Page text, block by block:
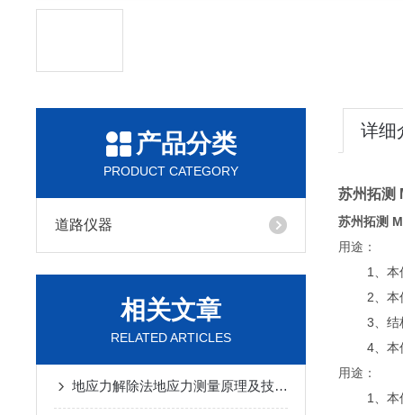
产品分类
PRODUCT CATEGORY
道路仪器
相关文章
RELATED ARTICLES
地应力解除法地应力测量原理及技术之空心包体地应力测量相关设备
详细
苏州拓测
苏州拓测
用途：
1、本
2、
3、结
4、本
用途：
1、本